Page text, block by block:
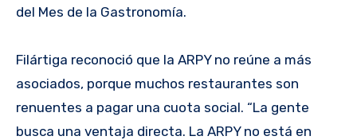
del Mes de la Gastronomía.
Filártiga reconoció que la ARPY no reúne a más
asociados, porque muchos restaurantes son
renuentes a pagar una cuota social. “La gente
busca una ventaja directa. La ARPY no está en